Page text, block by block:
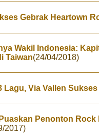
Gebrak Heartown
Wakil Indonesia:
Taiwan(24/04/2018)
Lagu, Via Vallen
Penonton Rock
2017)